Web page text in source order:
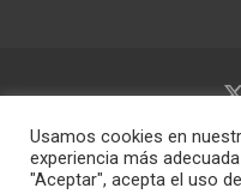
Copyright ©2026 Mundo
Funciona
Usamos cookies en
experiencia más
"Aceptar", acepta el uso